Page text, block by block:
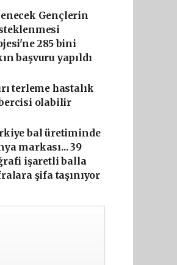
Gençlerin
285 bini
başvuru yapıldı
terleme hastalık
olabilir
bal üretiminde
markası... 39
işaretli balla
şifa taşınıyor